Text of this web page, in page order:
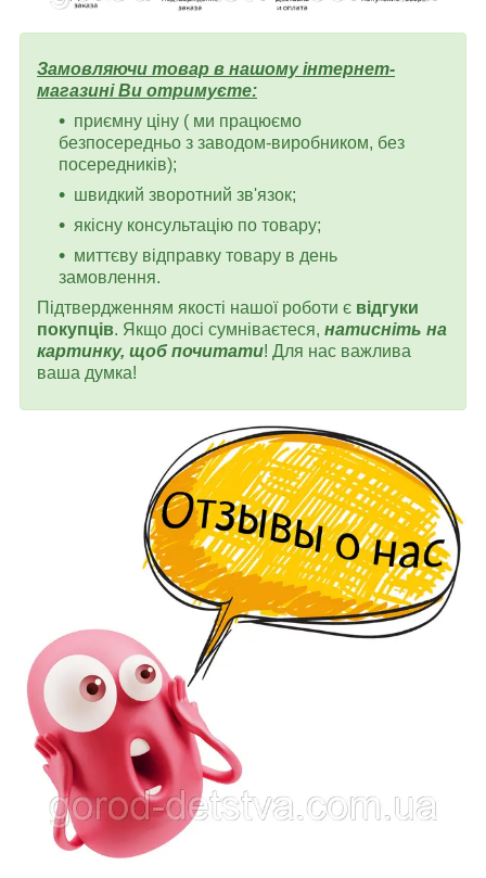
Замовляючи товар в нашому інтернет-
магазині Ви отримуєте:
приємну ціну ( ми працюємо
безпосередньо з заводом-виробником, без
посередників);
швидкий зворотний зв'язок;
якісну консультацію по товару;
миттєву відправку товару в день
замовлення.
Підтвердженням якості нашої роботи є відгуки
покупців. Якщо досі сумніваєтеся, натисніть на
картинку, щоб почитати! Для нас важлива
ваша думка!